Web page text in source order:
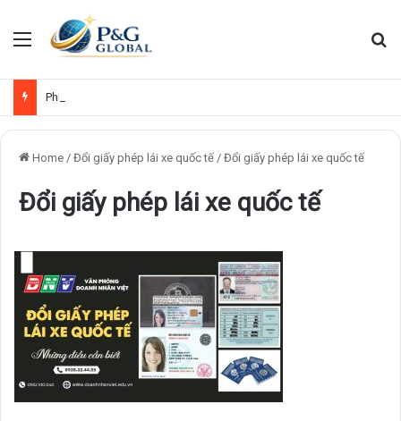
Menu
Phí đổi bằng lái xe Việt Nam sang quốc tế
Home / Đổi giấy phép lái xe quốc tế / Đổi giấy phép lái xe quốc tế
Đổi giấy phép lái xe quốc tế